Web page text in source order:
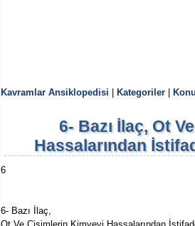
Kavramlar Ansiklopedisi Kategoriler
6- Bazı İlaç, Ot
Hassalarından
6
6- Bazı İlaç,